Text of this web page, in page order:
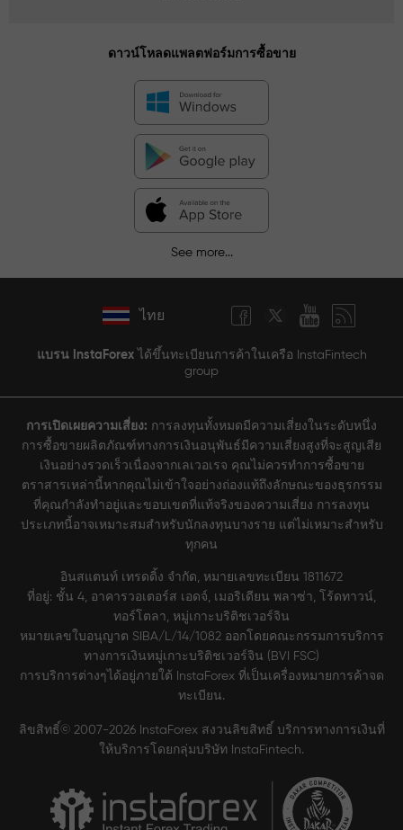
ดาวน์โหลดแพลตฟอร์มการซื้อขาย
See more...
ไทย
แบรน InstaForexได้ขึ้นทะเบียนการค้าในเครือ InstaFintech
group
การเปิดเผยความเสี่ยง: การลงทุนทั้งหมดมีความเสี่ยงในระดับหนึ่ง
การซื้อขายผลิตภัณฑ์ทางการเงินอนุพันธ์มีความเสี่ยงสูงที่จะสูญเสีย
เงินอย่างรวดเร็วเนื่องจากเลเวอเรจ คุณไม่ควรทำการซื้อขาย
ตราสารเหล่านี้หากคุณไม่เข้าใจอย่างถ่องแท้ถึงลักษณะของธุรกรรม
ที่คุณกำลังทำอยู่และขอบเขตที่แท้จริงของความเสี่ยง การลงทุน
ประเภทนี้อาจเหมาะสมสำหรับนักลงทุนบางราย แต่ไม่เหมาะสำหรับ
ทุกคน
อินสแตนท์ เทรดดิ้ง จำกัด, หมายเลขทะเบียน 1811672
ที่อยู่: ชั้น 4, อาคารวอเตอร์ส เอดจ์, เมอริเดียน พลาซ่า, โร้ดทาวน์,
ทอร์โตลา, หมู่เกาะบริติชเวอร์จิน
หมายเลขใบอนุญาต SIBA/L/14/1082 ออกโดยคณะกรรมการบริการ
ทางการเงินหมู่เกาะบริติชเวอร์จิน (BVI FSC)
การบริการต่างๆได้อยู่ภายใต้ InstaForex ที่เป็นเครื่องหมายการค้าจด
ทะเบียน.
ลิขสิทธิ์© 2007-2026 InstaForex สงวนลิขสิทธิ์ บริการทางการเงินที่
ให้บริการโดยกลุ่มบริษัท InstaFintech.